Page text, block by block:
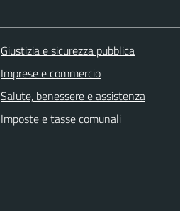
Giustizia e sicurezza pubblica
Imprese e commercio
Salute, benessere e assistenza
Imposte e tasse comunali